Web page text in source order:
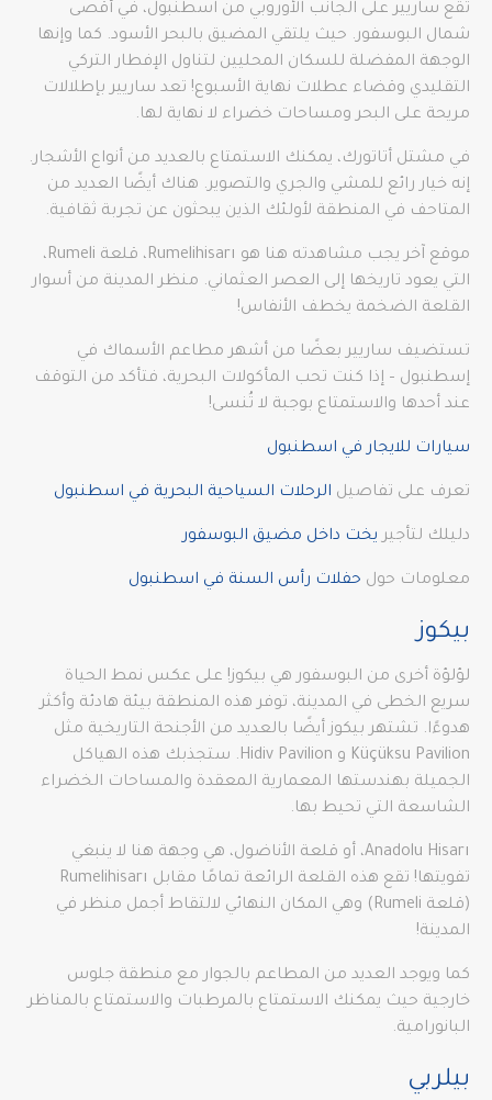
تقع ساريير على الجانب الأوروبي من اسطنبول، في أقصى
شمال البوسفور. حيث يلتقي المضيق بالبحر الأسود. كما وإنها
الوجهة المفضلة للسكان المحليين لتناول الإفطار التركي
التقليدي وقضاء عطلات نهاية الأسبوع! تعد ساريير بإطلالات
مريحة على البحر ومساحات خضراء لا نهاية لها.
في مشتل أتاتورك، يمكنك الاستمتاع بالعديد من أنواع الأشجار.
إنه خيار رائع للمشي والجري والتصوير. هناك أيضًا العديد من
المتاحف في المنطقة لأولئك الذين يبحثون عن تجربة ثقافية.
موقع آخر يجب مشاهدته هنا هو Rumelihisarı، قلعة Rumeli،
التي يعود تاريخها إلى العصر العثماني. منظر المدينة من أسوار
القلعة الضخمة يخطف الأنفاس!
تستضيف ساريير بعضًا من أشهر مطاعم الأسماك في
إسطنبول – إذا كنت تحب المأكولات البحرية، فتأكد من التوقف
عند أحدها والاستمتاع بوجبة لا تُنسى!
سيارات للايجار في اسطنبول
تعرف على تفاصيل الرحلات السياحية البحرية في اسطنبول
دليلك لتأجير يخت داخل مضيق البوسفور
معلومات حول حفلات رأس السنة في اسطنبول
بيكوز
لؤلؤة أخرى من البوسفور هي بيكوز! على عكس نمط الحياة
سريع الخطى في المدينة، توفر هذه المنطقة بيئة هادئة وأكثر
هدوءًا. تشتهر بيكوز أيضًا بالعديد من الأجنحة التاريخية مثل
Küçüksu Pavilion و Hidiv Pavilion. ستجذبك هذه الهياكل
الجميلة بهندستها المعمارية المعقدة والمساحات الخضراء
الشاسعة التي تحيط بها.
Anadolu Hisarı، أو قلعة الأناضول، هي وجهة هنا لا ينبغي
تفويتها! تقع هذه القلعة الرائعة تمامًا مقابل Rumelihisarı
(قلعة Rumeli) وهي المكان النهائي لالتقاط أجمل منظر في
المدينة!
كما ويوجد العديد من المطاعم بالجوار مع منطقة جلوس
خارجية حيث يمكنك الاستمتاع بالمرطبات والاستمتاع بالمناظر
البانورامية.
بيلربي